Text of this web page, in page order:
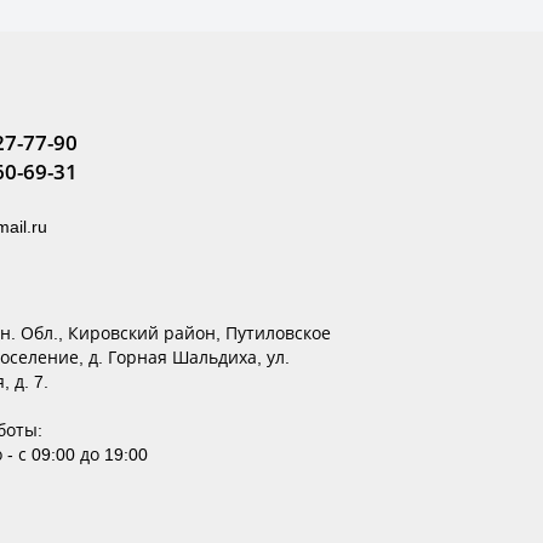
77-90
69-31
Обл., Кировский район, Путиловское
д. Горная Шальдиха, ул.
д. 7.
с 09:00 до 19:00